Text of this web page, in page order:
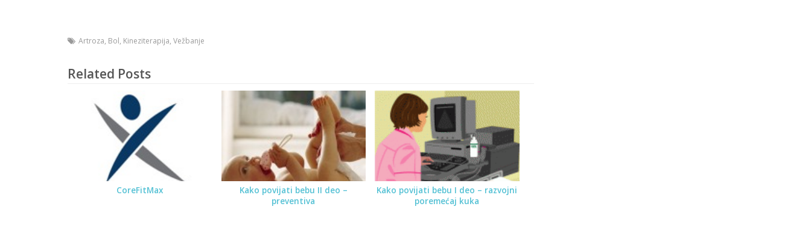
Artroza, Bol, Kineziterapija, Vežbanje
Related Posts
CoreFitMax
Kako povijati bebu II deo –
preventiva
Kako povijati bebu I deo – razvojni
poremećaj kuka